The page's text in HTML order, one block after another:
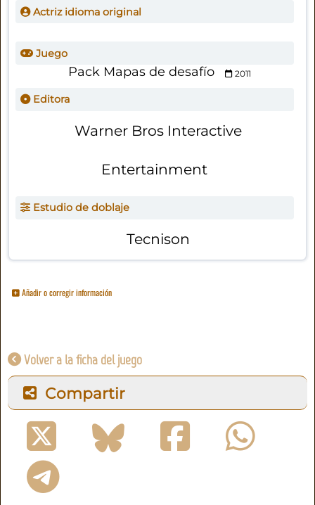
Actriz idioma original
Juego
Pack Mapas de desafío 2011
Editora
Warner Bros Interactive
Entertainment
Estudio de doblaje
Tecnison
Añadir o corregir información
Volver a la ficha del juego
Compartir